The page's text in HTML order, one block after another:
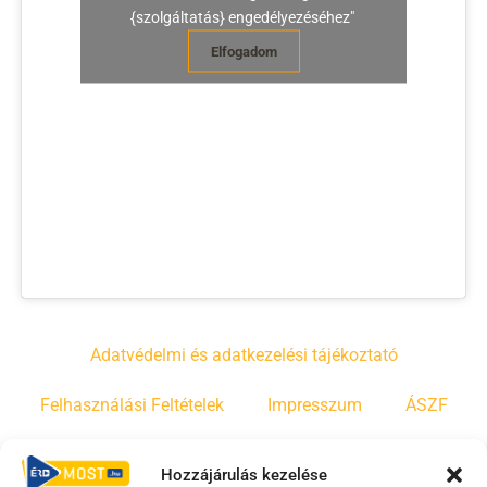
Hozzájárulás kezelése
{szolgáltatás} engedélyezéséhez"
Elfogadom
Adatvédelmi és adatkezelési tájékoztató
Felhasználási Feltételek Impresszum ÁSZF